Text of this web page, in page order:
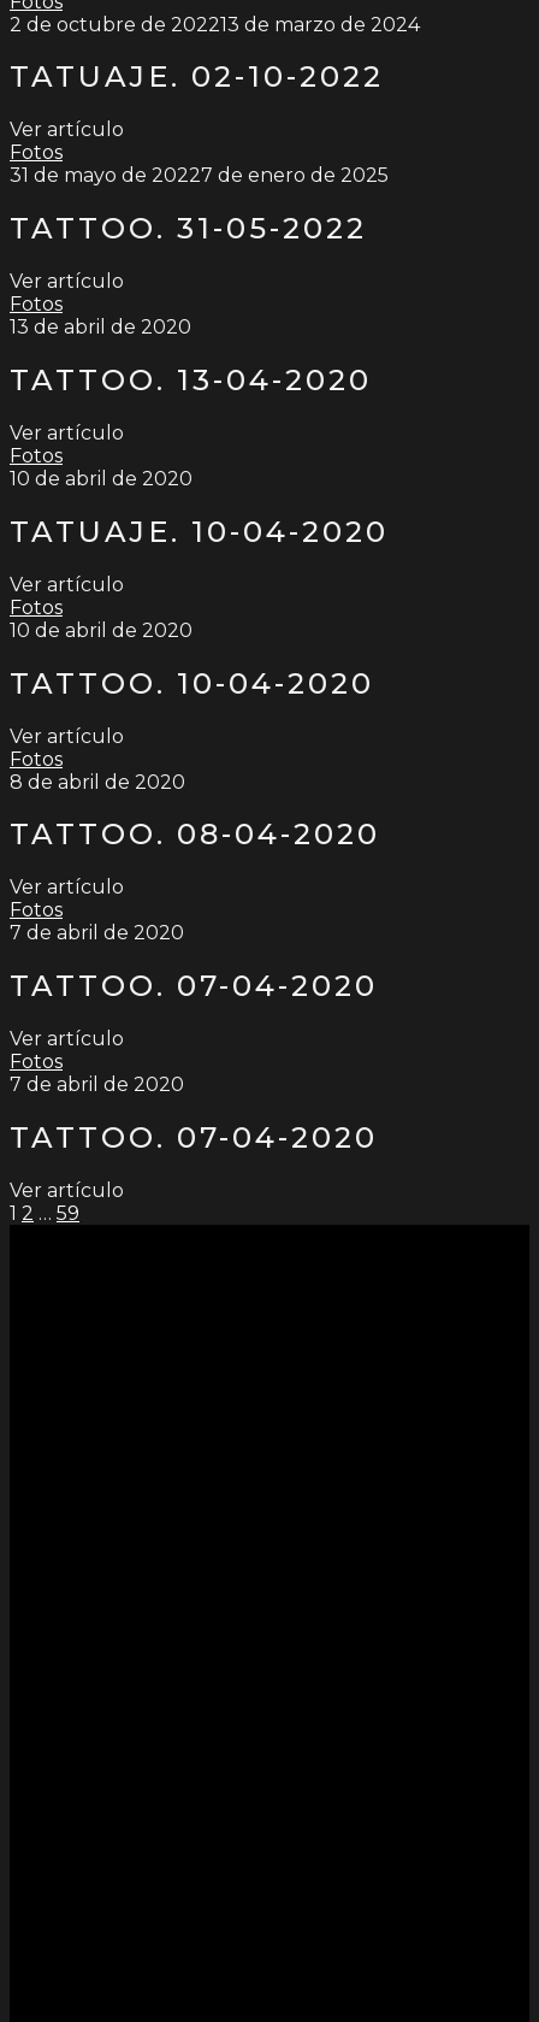
2 de octubre de 202213 de marzo de 2024
TATUAJE. 02-10-2022
Ver artículo
Fotos
31 de mayo de 20227 de enero de 2025
TATTOO. 31-05-2022
Ver artículo
Fotos
13 de abril de 2020
TATTOO. 13-04-2020
Ver artículo
Fotos
10 de abril de 2020
TATUAJE. 10-04-2020
Ver artículo
Fotos
10 de abril de 2020
TATTOO. 10-04-2020
Ver artículo
Fotos
8 de abril de 2020
TATTOO. 08-04-2020
Ver artículo
Fotos
7 de abril de 2020
TATTOO. 07-04-2020
Ver artículo
Fotos
7 de abril de 2020
TATTOO. 07-04-2020
Ver artículo
PAGINACIÓN
1 2 … 59